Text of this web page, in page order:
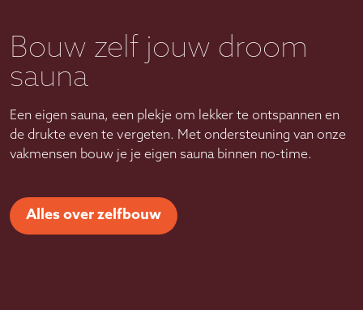
Bouw zelf jouw droom
sauna
Een eigen sauna, een plekje om lekker te ontspannen en
de drukte even te vergeten. Met ondersteuning van onze
vakmensen bouw je je eigen sauna binnen no-time.
Alles over zelfbouw